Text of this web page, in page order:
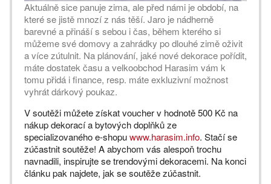
Aktuálně sice panuje zima, ale před námi je období, na
které se jistě mnozí z nás těší. Jaro je nádherně
barevné a přináší s sebou i čas, během kterého si
můžeme své domovy a zahrádky po dlouhé zimě oživit
a více zútulnit. Na plánování, jaké nové dekorace pořídit,
máte dostatek času a velkoobchod Harasim vám k
tomu přidá i finance, resp. máte exkluzivní možnost
vyhrát dárkový poukaz.
V soutěži můžete získat voucher v hodnotě 500 Kč na
nákup dekorací a bytových doplňků ze
specializovaného e-shopuwww.harasim.info. Stačí se
zúčastnit soutěže! A abychom vás alespoň trochu
navnadili, inspirujte se trendovými dekoracemi. Na konci
článku pak najdete, jak se soutěže zúčastnit.